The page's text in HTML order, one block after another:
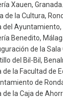
Xauen, Granada.
de la Cultura,
del Ayuntamiento,
Benedito,
de la Sala
del Bil-Bil,
de la Facultad de
de
de la Caja de